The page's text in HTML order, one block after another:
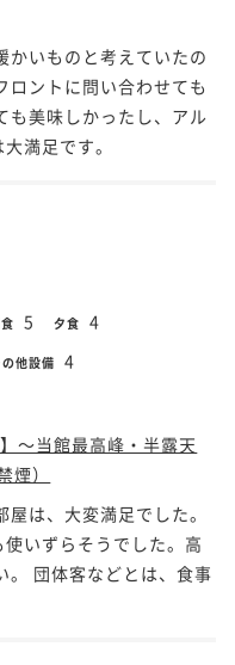
かいものと考えていたの
ロントに問い合わせても
も美味しかったし、アル
満足です。
5 夕食 4
の他設備 4
～当館最高峰・半露天
煙）
は、大変満足でした。
いずらそうでした。高
。 団体客などとは、食事